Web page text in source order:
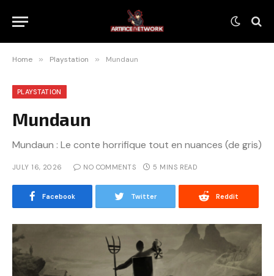
Home » Playstation » Mundaun
PLAYSTATION
Mundaun
Mundaun : Le conte horrifique tout en nuances (de gris)
JULY 16, 2026 NO COMMENTS 5 MINS READ
Facebook Twitter Reddit